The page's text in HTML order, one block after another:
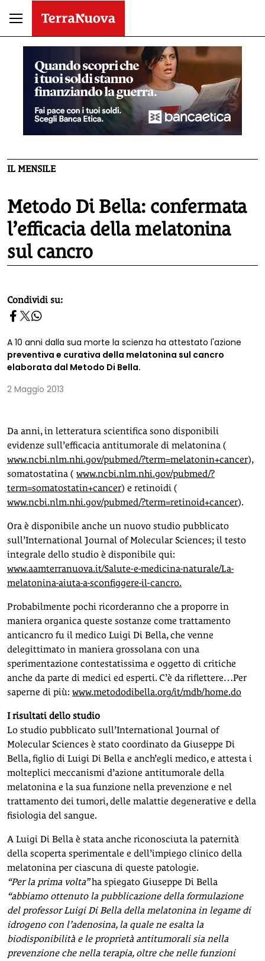
IL MENSILE
Metodo Di Bella: confermata
l’efficacia della melatonina
sul cancro
homepage h2
Condividi su:
A 10 anni dalla sua morte la scienza ha attestato l'azione
preventiva e curativa della melatonina sul cancro
elaborata dal Metodo Di Bella.
2 Maggio 2013
Da anni, in letteratura scientifica sono disponibili
evidenze sull’efficacia antitumorale di melatonina (
www.ncbi.nlm.nhi.gov/pubmed/?term=melatonin+cancer),
somatostatina ( www.ncbi.nlm.nhi.gov/pubmed/?
term=somatostatin+cancer) e retinoidi (
www.ncbi.nlm.nhi.gov/pubmed/?term=retinoid+cancer).
Ora è disponibile anche un nuovo studio pubblicato
sull’International Journal of Molecular Sciences; il testo
integrale dello studio è disponibile qui:
www.aamterranuova.it/Salute-e-medicina-naturale/La-
melatonina-aiuta-a-sconfiggere-il-cancro.
Probabilmente pochi ricorderanno che a proporre in
maniera organica queste sostanze come trattamento
anticancro fu il medico Luigi Di Bella, che venne
delegittimato in maniera grossolana con una
sperimentazione contestatissima e oggetto di critiche
anche da parte di medici ed esperti. C’è da riflettere…Per
saperne di più: www.metododibella.org/it/mdb/home.do
I risultati dello studio
Lo studio pubblicato sull’International Journal of
Molecular Sciences è stato coordinato da Giuseppe Di
Bella, figlio di Luigi Di Bella e anch’egli medico, e attesta i
molteplici meccanismi d’azione antitumorale della
melatonina e la sua funzione nella prevenzione e nel
trattamento dei tumori, delle malattie degenerative e della
fisiologia del sangue.
A Luigi Di Bella è stata anche riconosciuta la paternità
della scoperta sperimentale e dell’impiego clinico della
melatonina per ciascuna di queste patologie.
“Per la prima volta”ha spiegato Giuseppe Di Bella
“abbiamo ottenuto la pubblicazione della formulazione
del professor Luigi Di Bella della melatonina in legame di
idrogeno con l’adenosina, la quale ne esalta la
biodisponibilità e le proprietà antitumorali sia nella
prevenzione che nella terapia, oltre che nelle funzioni